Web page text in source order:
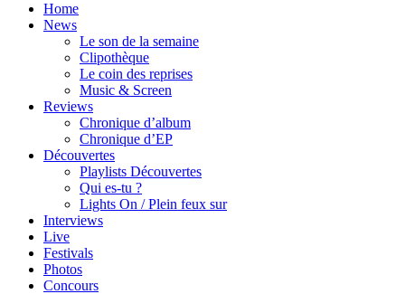
Home
News
Le son de la semaine
Clipothèque
Le coin des reprises
Music & Screen
Reviews
Chronique d’album
Chronique d’EP
Découvertes
Playlists Découvertes
Qui es-tu ?
Lights On / Plein feux sur
Interviews
Live
Festivals
Photos
Concours